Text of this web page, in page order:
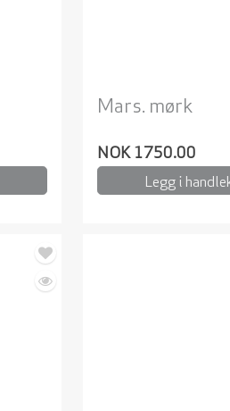
Mars. mørk
NOK 1750.00
Legg i